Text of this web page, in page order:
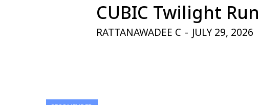
CUBIC Twilight
RATTANAWADEE C - JULY 29, 2026